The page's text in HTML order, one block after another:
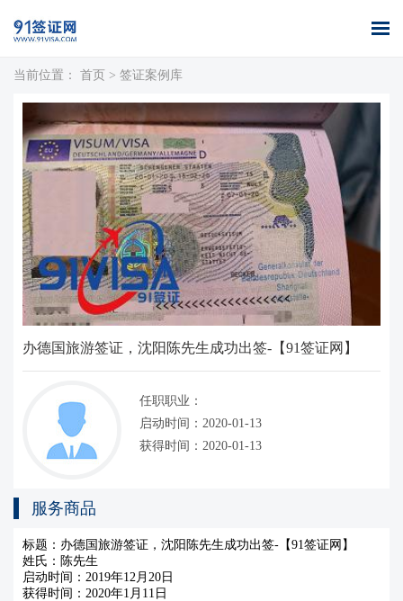
首页 全球签证
办理
签证案例
当前位置： 首页 > 签证案例库
办德国旅游签证，沈阳陈先生成功出签-【91签证网】
任职职业：
启动时间：2020-01-13
获得时间：2020-01-13
服务商品
标题：办德国旅游签证， 沈阳 陈先生成功出签-【91签证网】
姓氏：陈先生
启动时间： 2019年12月20日
获得时间： 2020年1月11日